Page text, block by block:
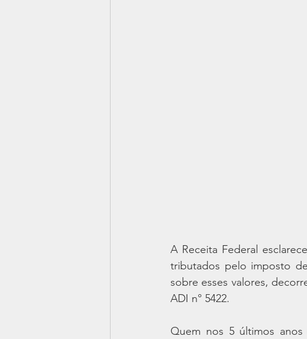
A Receita Federal
tributados pelo imposto
sobre esses valores,
ADI n° 5422.
Quem nos 5 últimos anos